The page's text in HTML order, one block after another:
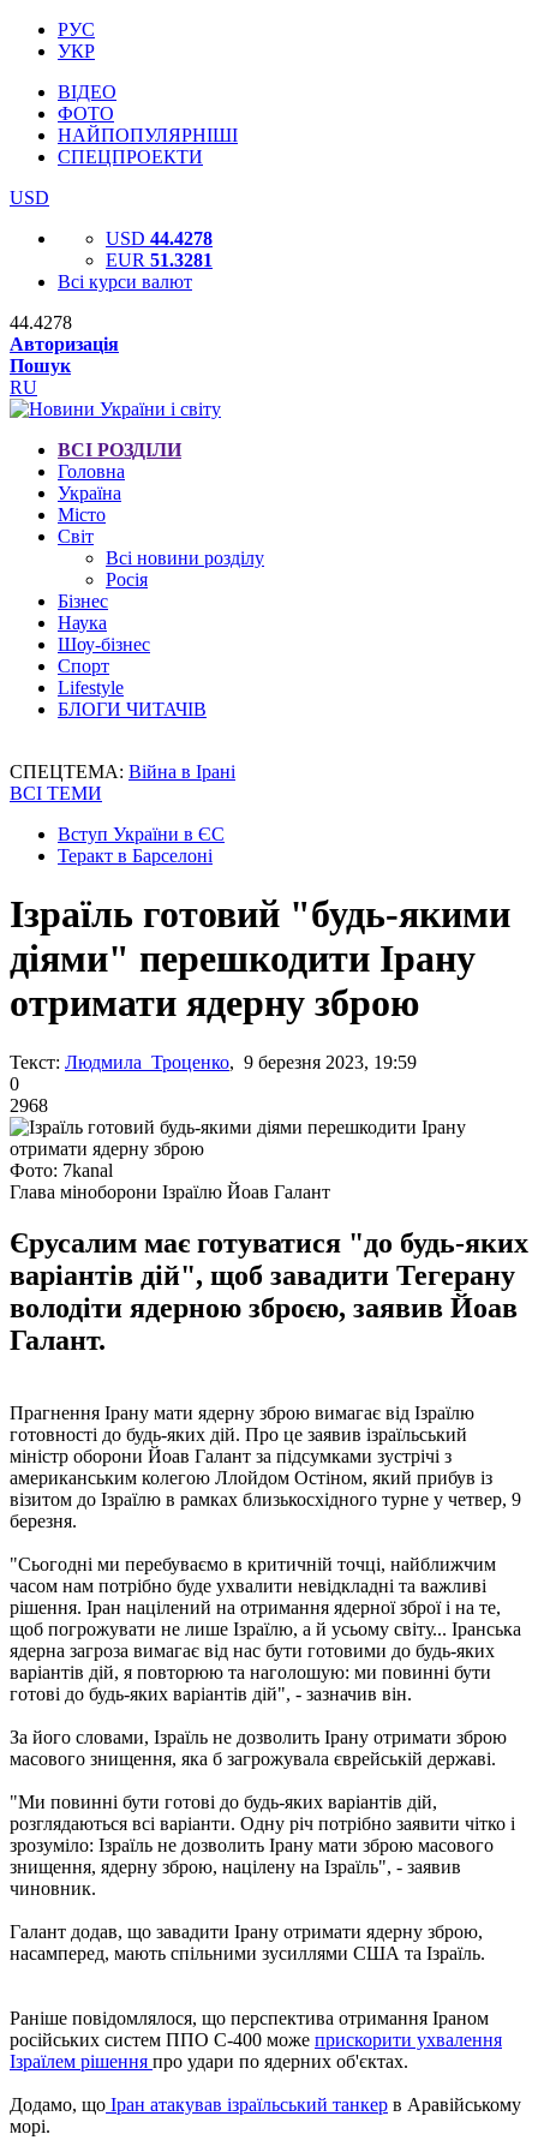
РУС
УКР
ВІДЕО
ФОТО
НАЙПОПУЛЯРНІШІ
СПЕЦПРОЕКТИ
USD
USD 44.4278
EUR 51.3281
Всі курси валют
44.4278
Авторизація
Пошук
RU
ВСІ РОЗДІЛИ
Головна
Україна
Місто
Світ
Всі новини розділу
Росія
Бізнес
Наука
Шоу-бізнес
Спорт
Lifestyle
БЛОГИ ЧИТАЧІВ
СПЕЦТЕМА: Війна в Ірані
ВСІ ТЕМИ
Вступ України в ЄС
Теракт в Барселоні
Ізраїль готовий "будь-якими
діями" перешкодити Ірану
отримати ядерну зброю
Текст: Людмила Троценко, 9 березня 2023, 19:59
0
2968
Фото: 7kanal
Глава міноборони Ізраїлю Йоав Галант
Єрусалим має готуватися "до будь-яких
варіантів дій", щоб завадити Тегерану
володіти ядерною зброєю, заявив Йоав
Галант.
Прагнення Ірану мати ядерну зброю вимагає від Ізраїлю
готовності до будь-яких дій. Про це заявив ізраїльський
міністр оборони Йоав Галант за підсумками зустрічі з
американським колегою Ллойдом Остіном, який прибув із
візитом до Ізраїлю в рамках близькосхідного турне у четвер, 9
березня.
"Сьогодні ми перебуваємо в критичній точці, найближчим
часом нам потрібно буде ухвалити невідкладні та важливі
рішення. Іран націлений на отримання ядерної зброї і на те,
щоб погрожувати не лише Ізраїлю, а й усьому світу... Іранська
ядерна загроза вимагає від нас бути готовими до будь-яких
варіантів дій, я повторюю та наголошую: ми повинні бути
готові до будь-яких варіантів дій", - зазначив він.
За його словами, Ізраїль не дозволить Ірану отримати зброю
масового знищення, яка б загрожувала єврейській державі.
"Ми повинні бути готові до будь-яких варіантів дій,
розглядаються всі варіанти. Одну річ потрібно заявити чітко і
зрозуміло: Ізраїль не дозволить Ірану мати зброю масового
знищення, ядерну зброю, націлену на Ізраїль", - заявив
чиновник.
Галант додав, що завадити Ірану отримати ядерну зброю,
насамперед, мають спільними зусиллями США та Ізраїль.
Раніше повідомлялося, що перспектива отримання Іраном
російських систем ППО С-400 може прискорити ухвалення
Ізраїлем рішення про удари по ядерних об'єктах.
Додамо, що Іран атакував ізраїльський танкер в Аравійському
морі.